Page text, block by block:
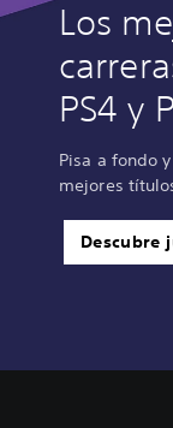
Los
PS4 y
Pisa a fondo
mejores
Descubre